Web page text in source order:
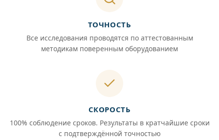
ТОЧНОСТЬ
Все исследования проводятся по аттестованным
методикам поверенным оборудованием
СКОРОСТЬ
100% соблюдение сроков. Результаты в кратчайшие сроки
с подтверждённой точностью